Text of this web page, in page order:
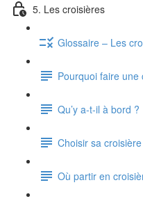
5. Les croisières
Glossaire – Les
Pourquoi faire une
Qu’y a-t-il à bord ?
Choisir sa croisière
Où partir en